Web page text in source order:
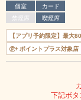
個室
カード
禁煙席
喫煙席
【アプリ予約限定】最大
ポイントプラス対象店
下記ボタ